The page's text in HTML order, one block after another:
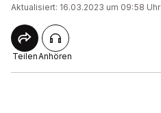
Aktualisiert: 16.03.2023 um 09:58 Uhr
TeilenAnhören